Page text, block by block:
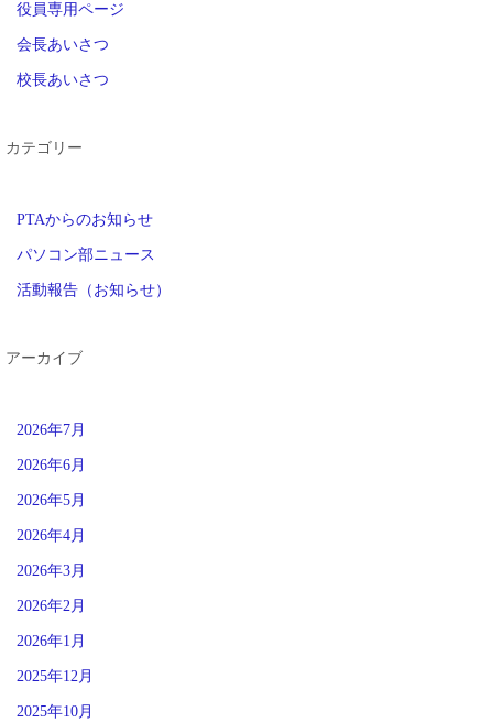
役員専用ページ
会長あいさつ
校長あいさつ
カテゴリー
PTAからのお知らせ
パソコン部ニュース
活動報告（お知らせ）
アーカイブ
2026年7月
2026年6月
2026年5月
2026年4月
2026年3月
2026年2月
2026年1月
2025年12月
2025年10月